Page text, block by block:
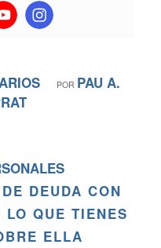
POR PAU A.
DEUDA CON
QUE TIENES
ELLA